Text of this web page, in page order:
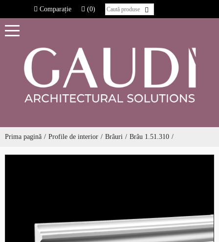
Comparație (0)
Prima pagină Profile de interior Brâuri Brâu 1.51.310